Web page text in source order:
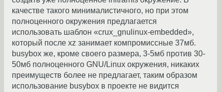
качестве такого минималистичного, но при этом
полноценного окружения предлагается
использовать шаблон «crux_gnulinux-embedded»,
который после xz занимает компромиссные 37мб.
busybox же, кроме своего размера, 3-5мб против 30-
50мб полноценного GNU/Linux окружения, никаких
преимуществ более не предлагает, таким образом
использование busybox в проекте не видится